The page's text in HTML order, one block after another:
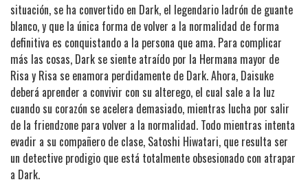
situación, se ha convertido en Dark, el legendario ladrón de guante
blanco, y que la única forma de volver a la normalidad de forma
definitiva es conquistando a la persona que ama. Para complicar
más las cosas, Dark se siente atraído por la Hermana mayor de
Risa y Risa se enamora perdidamente de Dark. Ahora, Daisuke
deberá aprender a convivir con su alterego, el cual sale a la luz
cuando su corazón se acelera demasiado, mientras lucha por salir
de la friendzone para volver a la normalidad. Todo mientras intenta
evadir a su compañero de clase, Satoshi Hiwatari, que resulta ser
un detective prodigio que está totalmente obsesionado con atrapar
a Dark.